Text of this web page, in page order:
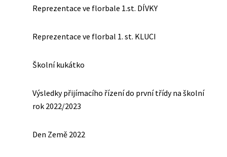
Reprezentace ve florbale 1.st. DÍVKY
Reprezentace ve florbal 1. st. KLUCI
Školní kukátko
Výsledky přijímacího řízení do první třídy na školní
rok 2022/2023
Den Země 2022